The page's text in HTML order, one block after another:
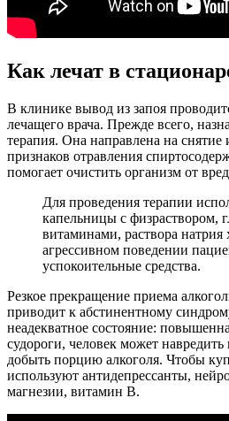
Как лечат в
В клинике вывод из запоя
лечащего врача. Прежде всего,
терапия. Она направлена на снятие
признаков отравления
помогает очистить организм от
Для проведения терапии
капельницы с физраствором,
витаминами, раствора
агрессивном поведении
успокоительные средства.
Резкое прекращение приема
приводит к абстинентному
неадекватное состояние:
судороги, человек может
добыть порцию алкоголя. Чтобы
используют антидепрессанты,
магнезии, витамин В.